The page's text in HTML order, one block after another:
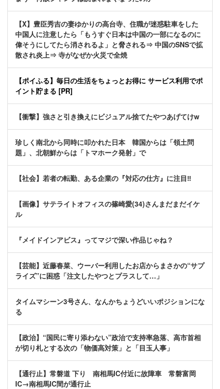
【X】豊臣秀吉の妻ゆかりの高台寺、住職が迷惑駐車をした
中国人に注意したら「もうすぐ日本は中国の一部になるのに
偉そうにしてたら消されるよ」と脅される⇒ 中国のSNSで拡
散され炎上⇒ 寺がなぜか火災で全焼
【ポイふる】毎日の生活をちょっとお得に サービス利用でポ
イント貯まる [PR]
【衝撃】強さと引き換えにビジュアル捨てたやつあげてけw
珍しく南北から同時に叩かれた日本 韓国からは「領土問
題」、北朝鮮からは「トマホーク発射」で
【社会】若者の転勤、ある企業の『対応の仕方』に注目‼
【画像】サテライトオフィスの篠崎愛(34)さんまだまだイケ
ル
『メイドインアビス』ってマジで深い作品じゃね？
【芸能】近藤春菜、ウーバー利用したお店からまさかの“サプ
ライズ”に困惑「注文したやつとプラスして…」
タイムマシーン3号さん、なんかちょうどいいポジションにな
る
【政治】“国民に寄り添わない”政治で支持率急落、高市首相
が切り札とする次の「物価高対策」と「目玉人事」
【通行止】常磐道 下り 南相馬IC付近に故障車 常磐富岡
IC→南相馬IC間が通行止